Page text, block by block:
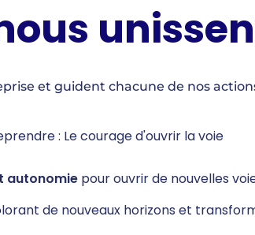
et guident chacune de nos
: Le courage d'ouvrir la voie
autonomie pour ouvrir de nouvelles
de nouveaux horizons et